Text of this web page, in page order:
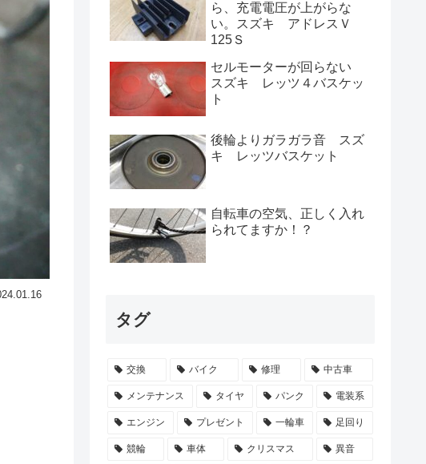
ら、充電電圧が上がらな
い。スズキ アドレスＶ
125Ｓ
セルモーターが回らない
スズキ レッツ４バスケッ
ト
後輪よりガラガラ音 スズ
キ レッツバスケット
自転車の空気、正しく入れ
られてますか！？
タグ
交換 バイク 修理 中古車
メンテナンス タイヤ パンク 電装系
エンジン プレゼント 一輪車 足回り
競輪 車体 クリスマス 異音